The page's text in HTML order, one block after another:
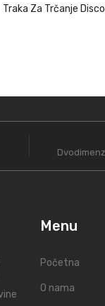
Traka Za Trčanje
Menu
Početna
O nama